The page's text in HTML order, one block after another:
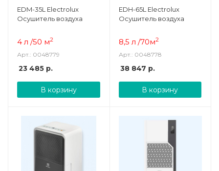
EDM-35L Electrolux
Осушитель воздуха
4 л /50 м2
Арт.: 0048779
23 485 р.
В корзину
EDH-65L Electrolux
Осушитель воздуха
8,5 л /70м2
Арт.: 0048778
38 847 р.
В корзину